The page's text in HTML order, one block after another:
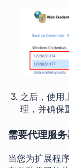
之后，使用
理，并确保
需要代理服
当您为扩展程